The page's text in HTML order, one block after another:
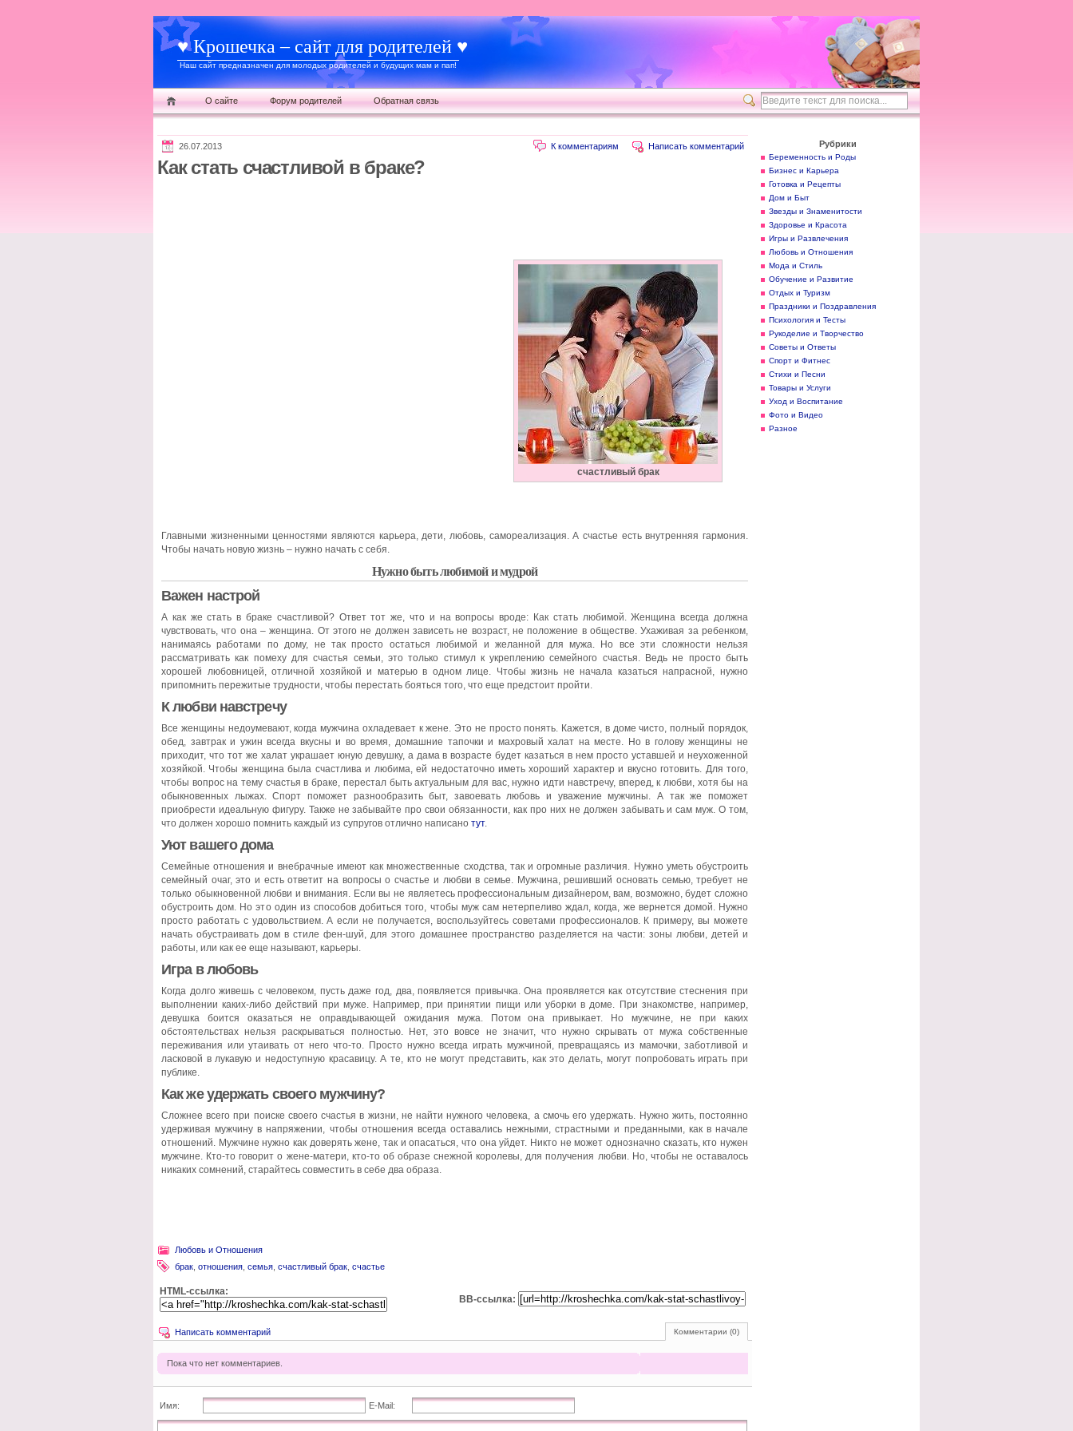
♥ Крошечка – сайт для родителей ♥
Наш сайт предназначен для молодых родителей и будущих мам и пап!
О сайте Форум родителей Обратная связь
26.07.2013 Написать комментарий
К комментариям
Как стать счастливой в браке?
счастливый брак
Главными жизненными ценностями являются карьера, дети, любовь, самореализация. А счастье есть внутренняя гармония.
Чтобы начать новую жизнь – нужно начать с себя.
Нужно быть любимой и мудрой
Важен настрой
А как же стать в браке счастливой? Ответ тот же, что и на вопросы вроде: Как стать любимой. Женщина всегда должна
чувствовать, что она – женщина. От этого не должен зависеть не возраст, не положение в обществе. Ухаживая за ребенком,
нанимаясь работами по дому, не так просто остаться любимой и желанной для мужа. Но все эти сложности нельзя
рассматривать как помеху для счастья семьи, это только стимул к укреплению семейного счастья. Ведь не просто быть
хорошей любовницей, отличной хозяйкой и матерью в одном лице. Чтобы жизнь не начала казаться напрасной, нужно
припомнить пережитые трудности, чтобы перестать бояться того, что еще предстоит пройти.
К любви навстречу
Все женщины недоумевают, когда мужчина охладевает к жене. Это не просто понять. Кажется, в доме чисто, полный порядок,
обед, завтрак и ужин всегда вкусны и во время, домашние тапочки и махровый халат на месте. Но в голову женщины не
приходит, что тот же халат украшает юную девушку, а дама в возрасте будет казаться в нем просто уставшей и неухоженной
хозяйкой. Чтобы женщина была счастлива и любима, ей недостаточно иметь хороший характер и вкусно готовить. Для того,
чтобы вопрос на тему счастья в браке, перестал быть актуальным для вас, нужно идти навстречу, вперед, к любви, хотя бы на
обыкновенных лыжах. Спорт поможет разнообразить быт, завоевать любовь и уважение мужчины. А так же поможет
приобрести идеальную фигуру. Также не забывайте про свои обязанности, как про них не должен забывать и сам муж. О том,
что должен хорошо помнить каждый из супругов отлично написано тут.
Уют вашего дома
Семейные отношения и внебрачные имеют как множественные сходства, так и огромные различия. Нужно уметь обустроить
семейный очаг, это и есть ответит на вопросы о счастье и любви в семье. Мужчина, решивший основать семью, требует не
только обыкновенной любви и внимания. Если вы не являетесь профессиональным дизайнером, вам, возможно, будет сложно
обустроить дом. Но это один из способов добиться того, чтобы муж сам нетерпеливо ждал, когда, же вернется домой. Нужно
просто работать с удовольствием. А если не получается, воспользуйтесь советами профессионалов. К примеру, вы можете
начать обустраивать дом в стиле фен-шуй, для этого домашнее пространство разделяется на части: зоны любви, детей и
работы, или как ее еще называют, карьеры.
Игра в любовь
Когда долго живешь с человеком, пусть даже год, два, появляется привычка. Она проявляется как отсутствие стеснения при
выполнении каких-либо действий при муже. Например, при принятии пищи или уборки в доме. При знакомстве, например,
девушка боится оказаться не оправдывающей ожидания мужа. Потом она привыкает. Но мужчине, не при каких
обстоятельствах нельзя раскрываться полностью. Нет, это вовсе не значит, что нужно скрывать от мужа собственные
переживания или утаивать от него что-то. Просто нужно всегда играть мужчиной, превращаясь из мамочки, заботливой и
ласковой в лукавую и недоступную красавицу. А те, кто не могут представить, как это делать, могут попробовать играть при
публике.
Как же удержать своего мужчину?
Сложнее всего при поиске своего счастья в жизни, не найти нужного человека, а смочь его удержать. Нужно жить, постоянно
удерживая мужчину в напряжении, чтобы отношения всегда оставались нежными, страстными и преданными, как в начале
отношений. Мужчине нужно как доверять жене, так и опасаться, что она уйдет. Никто не может однозначно сказать, кто нужен
мужчине. Кто-то говорит о жене-матери, кто-то об образе снежной королевы, для получения любви. Но, чтобы не оставалось
никаких сомнений, старайтесь совместить в себе два образа.
Любовь и Отношения
брак отношения семья счастливый брак счастье
HTML-ссылка:
BB-ссылка:
Комментарии (0)
Написать комментарий
Пока что нет комментариев.
Имя: E-Mail:
Рубрики
Беременность и Роды
Бизнес и Карьера
Готовка и Рецепты
Дом и Быт
Звезды и Знаменитости
Здоровье и Красота
Игры и Развлечения
Любовь и Отношения
Мода и Стиль
Обучение и Развитие
Отдых и Туризм
Праздники и Поздравления
Психология и Тесты
Рукоделие и Творчество
Советы и Ответы
Спорт и Фитнес
Стихи и Песни
Товары и Услуги
Уход и Воспитание
Фото и Видео
Разное